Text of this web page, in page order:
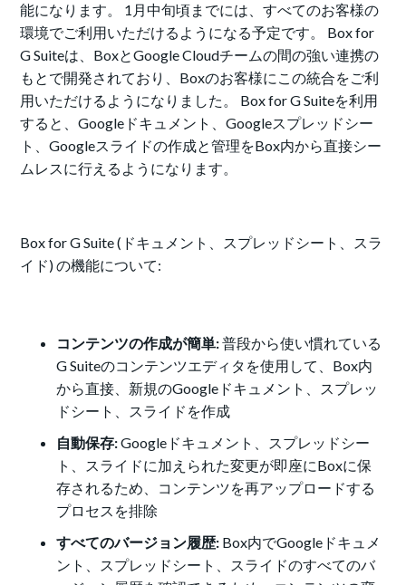
能になります。 1月中旬頃までには、すべてのお客様の
環境でご利用いただけるようになる予定です。 Box for
G Suiteは、BoxとGoogle Cloudチームの間の強い連携の
もとで開発されており、Boxのお客様にこの統合をご利
用いただけるようになりました。 Box for G Suiteを利用
すると、Googleドキュメント、Googleスプレッドシー
ト、Googleスライドの作成と管理をBox内から直接シー
ムレスに行えるようになります。
Box for G Suite (ドキュメント、スプレッドシート、スラ
イド) の機能について:
コンテンツの作成が簡単:普段から使い慣れている
G Suiteのコンテンツエディタを使用して、Box内
から直接、新規のGoogleドキュメント、スプレッ
ドシート、スライドを作成
自動保存:Googleドキュメント、スプレッドシー
ト、スライドに加えられた変更が即座にBoxに保
存されるため、コンテンツを再アップロードする
プロセスを排除
すべてのバージョン履歴: Box内でGoogleドキュメ
ント、スプレッドシート、スライドのすべてのバ